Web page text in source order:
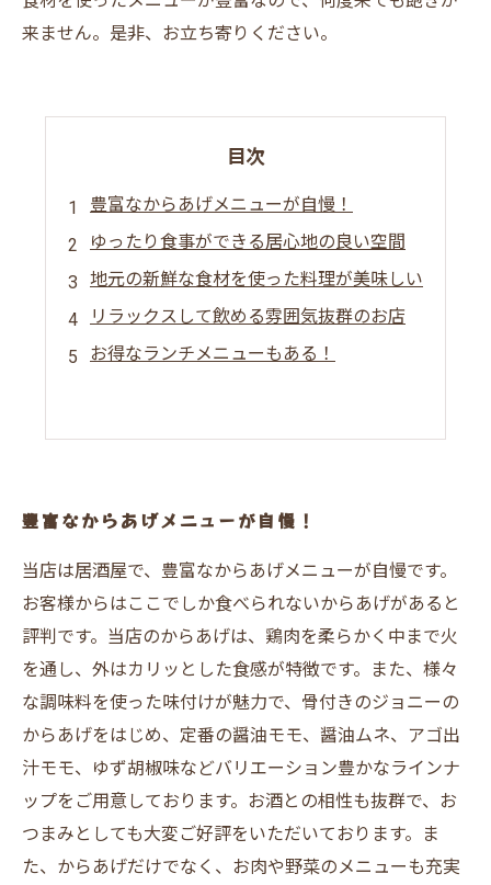
来ません。是非、お立ち寄りください。
目次
豊富なからあげメニューが自慢！
ゆったり食事ができる居心地の良い空間
地元の新鮮な食材を使った料理が美味しい
リラックスして飲める雰囲気抜群のお店
お得なランチメニューもある！
豊富なからあげメニューが自慢！
当店は居酒屋で、豊富なからあげメニューが自慢です。
お客様からはここでしか食べられないからあげがあると
評判です。当店のからあげは、鶏肉を柔らかく中まで火
を通し、外はカリッとした食感が特徴です。また、様々
な調味料を使った味付けが魅力で、骨付きのジョニーの
からあげをはじめ、定番の醤油モモ、醤油ムネ、アゴ出
汁モモ、ゆず胡椒味などバリエーション豊かなラインナ
ップをご用意しております。お酒との相性も抜群で、お
つまみとしても大変ご好評をいただいております。ま
た、からあげだけでなく、お肉や野菜のメニューも充実